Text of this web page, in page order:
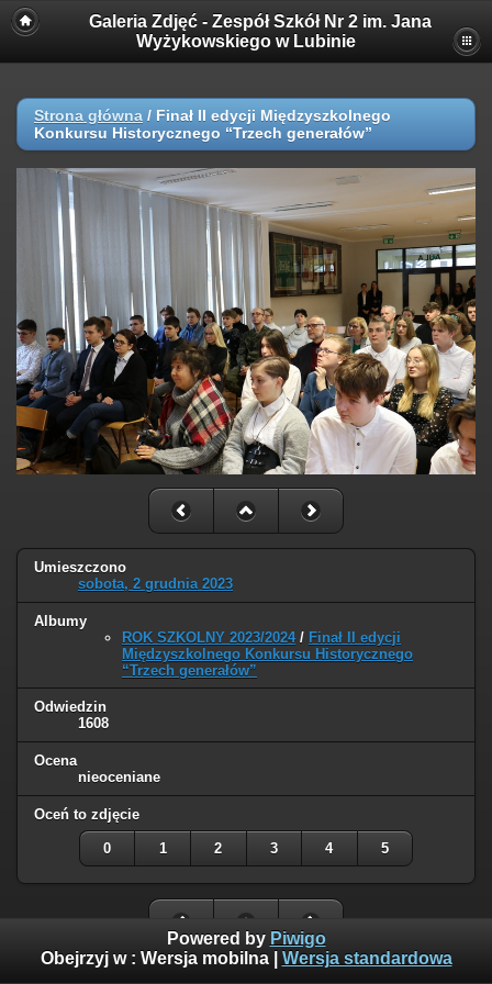
Galeria Zdjęć - Zespół Szkół Nr 2 im. Jana
Wyżykowskiego w Lubinie
Strona główna / Finał II edycji Międzyszkolnego
Konkursu Historycznego “Trzech generałów”
Umieszczono
sobota, 2 grudnia 2023
Albumy
ROK SZKOLNY 2023/2024/ Finał II edycji
Międzyszkolnego Konkursu Historycznego
“Trzech generałów”
Odwiedzin
1608
Ocena
nieoceniane
Oceń to zdjęcie
0 1 2 3 4 5
Powered by Piwigo
Obejrzyj w : Wersja mobilna| Wersja standardowa